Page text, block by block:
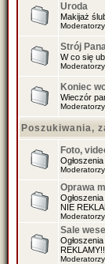
Uroda
Makijaż
Moderatorzy
Strój
W co się
Moderatorzy
Koniec
Wieczór
Moderatorzy
Poszukiwania,
Foto,
Moderatorzy
Oprawa
NIE
Moderatorzy
Sale
Moderatorzy